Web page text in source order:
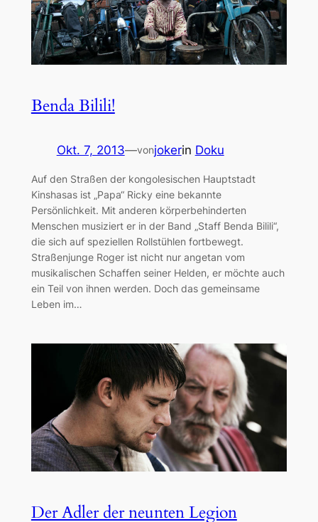
Benda Bilili!
Okt. 7, 2013—vonjokerin Doku
Auf den Straßen der kongolesischen Hauptstadt
Kinshasas ist „Papa“ Ricky eine bekannte
Persönlichkeit. Mit anderen körperbehinderten
Menschen musiziert er in der Band „Staff Benda Bilili“,
die sich auf speziellen Rollstühlen fortbewegt.
Straßenjunge Roger ist nicht nur angetan vom
musikalischen Schaffen seiner Helden, er möchte auch
ein Teil von ihnen werden. Doch das gemeinsame
Leben im…
Der Adler der neunten Legion